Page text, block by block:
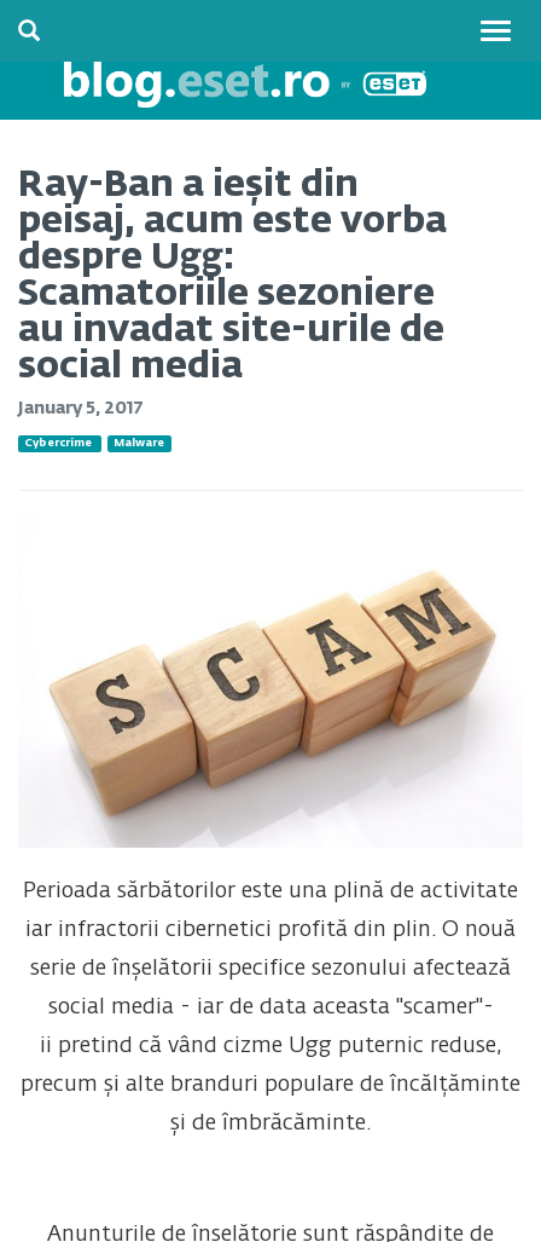
Ray-Ban a ieșit din
peisaj, acum este vorba
despre Ugg:
Scamatoriile sezoniere
au invadat site-urile de
social media
January 5, 2017
Cybercrime Malware
Perioada sărbătorilor este una plină de activitate
iar infractorii cibernetici profită din plin. O nouă
serie de înșelătorii specifice sezonului afectează
social media - iar de data aceasta "scamer"-
ii pretind că vând cizme Ugg puternic reduse,
precum și alte branduri populare de încălțăminte
și de îmbrăcăminte.
Anunțurile de înșelătorie sunt răspândite de